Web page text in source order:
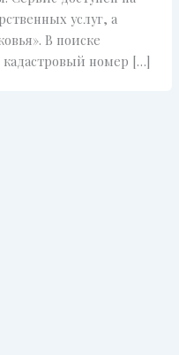
услуг, а
В поиске
кадастровый номер […]